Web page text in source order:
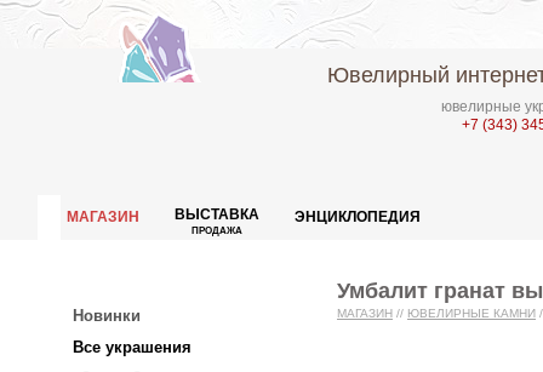
Ювелирный
ювелирные
+7 (343)
МАГАЗИН ВЫСТАВКА
ПРОДАЖА
ЭНЦИКЛОПЕДИЯ
Новинки
Все украшения
Умбалит гранат
МАГАЗИН // ЮВЕЛИРНЫЕ КАМНИ